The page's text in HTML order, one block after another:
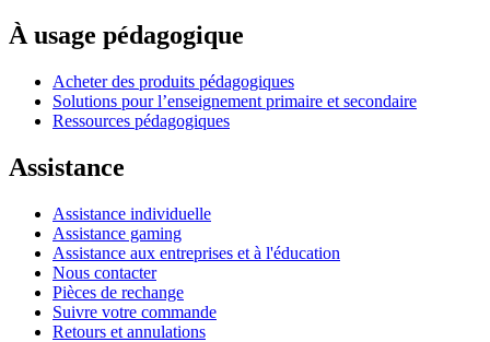
À usage pédagogique
Acheter des produits pédagogiques
Solutions pour l’enseignement primaire et secondaire
Ressources pédagogiques
Assistance
Assistance individuelle
Assistance gaming
Assistance aux entreprises et à l'éducation
Nous contacter
Pièces de rechange
Suivre votre commande
Retours et annulations